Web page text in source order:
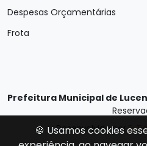
Despesas Orçamentárias
Frota
Prefeitura Municipal de
Desenvolvido porE-
🍪 Usamos cookies